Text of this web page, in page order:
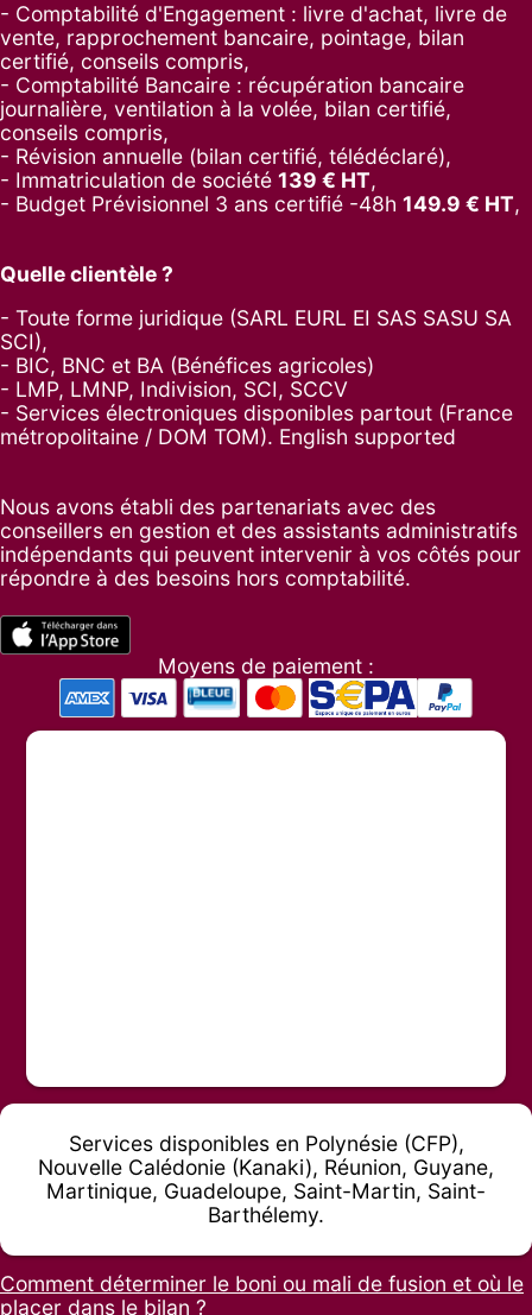
- Comptabilité d'Engagement : livre d'achat, livre de
vente, rapprochement bancaire, pointage, bilan
certifié, conseils compris,
- Comptabilité Bancaire : récupération bancaire
journalière, ventilation à la volée, bilan certifié,
conseils compris,
- Révision annuelle (bilan certifié, télédéclaré),
- Immatriculation de société 139 € HT,
- Budget Prévisionnel 3 ans certifié -48h 149.9 € HT,
Quelle clientèle ?
- Toute forme juridique (SARL EURL EI SAS SASU SA
SCI),
- BIC, BNC et BA (Bénéfices agricoles)
- LMP, LMNP, Indivision, SCI, SCCV
- Services électroniques disponibles partout (France
métropolitaine / DOM TOM). English supported
Nous avons établi des partenariats avec des
conseillers en gestion et des assistants administratifs
indépendants qui peuvent intervenir à vos côtés pour
répondre à des besoins hors comptabilité.
Moyens de paiement :
Services disponibles en Polynésie (CFP),
Nouvelle Calédonie (Kanaki), Réunion, Guyane,
Martinique, Guadeloupe, Saint-Martin, Saint-
Barthélemy.
Comment déterminer le boni ou mali de fusion et où le
placer dans le bilan ?